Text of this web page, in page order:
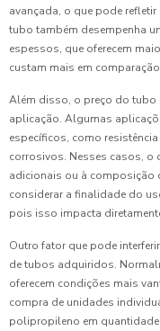
avançada, o que pode
tubo também desempenha
espessos, que oferecem
custam mais em
Além disso, o preço do
aplicação. Algumas
específicos, como
corrosivos. Nesses casos, o
adicionais ou à composição
considerar a finalidade do
pois isso impacta
Outro fator que pode
de tubos adquiridos.
oferecem condições mais
compra de unidades
polipropileno em